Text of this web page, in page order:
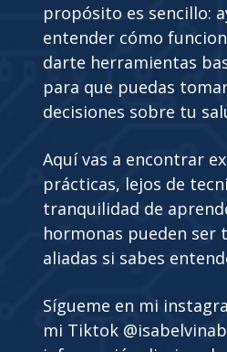
propósito es sencillo:
entender cómo
darte herramientas
para que puedas
decisiones sobre tu
Aquí vas a encontrar
prácticas, lejos de
tranquilidad de
hormonas pueden ser
aliadas si sabes
Sígueme en mi
mi Tiktok